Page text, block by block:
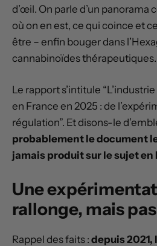
d’œil. On parle d’un panorama
où on en est, ce qui coince et
être – enfin bouger dans
cannabinoïdes thérapeutiques.
Le rapport s’intitule
en France en 2025 : de
régulation”. Et disons-le
probablement le document
jamais produit sur le sujet en
Une
rallonge, mais
Rappel des faits : depuis 2021,